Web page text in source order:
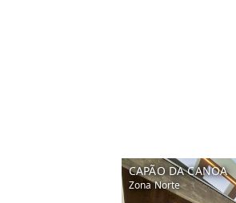
CAPÃO DA CANOA
Zona Norte